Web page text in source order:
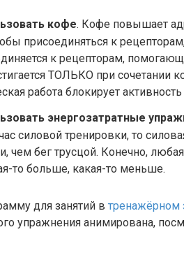
кофе. Кофе повышает
присоединяться к
к рецепторам,
ТОЛЬКО при сочетании
работа блокирует
энергозатратные
силовой тренировки, то
чем бег трусцой. Конечно,
то больше, какая-то меньше.
для занятий в тренажёрном
упражнения анимирована,